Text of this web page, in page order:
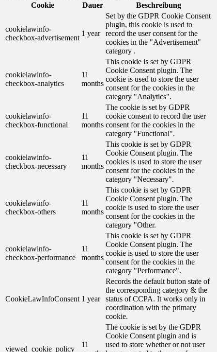
Cookie
Dauer Beschreibung
cookielawinfo-
checkbox-advertisement
1 year
Set by the GDPR Cookie Consent
plugin, this cookie is used to
record the user consent for the
cookies in the "Advertisement"
category .
cookielawinfo-
checkbox-analytics
11
months
This cookie is set by GDPR
Cookie Consent plugin. The
cookie is used to store the user
consent for the cookies in the
category "Analytics".
cookielawinfo-
checkbox-functional
11
months
The cookie is set by GDPR
cookie consent to record the user
consent for the cookies in the
category "Functional".
cookielawinfo-
checkbox-necessary
11
months
This cookie is set by GDPR
Cookie Consent plugin. The
cookies is used to store the user
consent for the cookies in the
category "Necessary".
cookielawinfo-
checkbox-others
11
months
This cookie is set by GDPR
Cookie Consent plugin. The
cookie is used to store the user
consent for the cookies in the
category "Other.
cookielawinfo-
checkbox-performance
11
months
This cookie is set by GDPR
Cookie Consent plugin. The
cookie is used to store the user
consent for the cookies in the
category "Performance".
CookieLawInfoConsent 1 year
Records the default button state of
the corresponding category & the
status of CCPA. It works only in
coordination with the primary
cookie.
viewed_cookie_policy
11
The cookie is set by the GDPR
Cookie Consent plugin and is
used to store whether or not user